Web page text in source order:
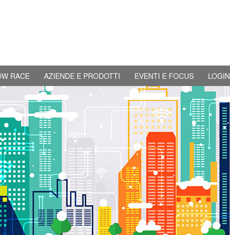
RACE AZIENDE E PRODOTTI EVENTI E FOCUS LOGIN